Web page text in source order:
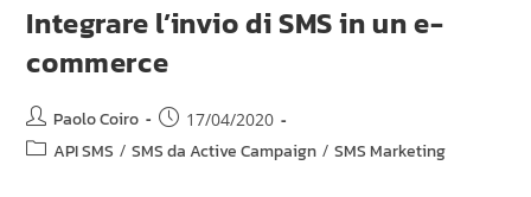
Integrare l’invio di SMS in un e-
commerce
Paolo Coiro 17/04/2020
API SMS / SMS da Active Campaign / SMS Marketing